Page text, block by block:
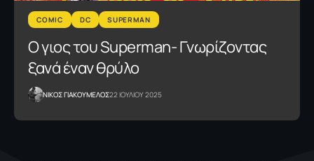
COMIC DC SUPERMAN
Ο γιος του Superman- Γνωρίζοντας
ξανά έναν θρύλο
NΙΚΟΣ ΓΙΑΚΟΥΜΕΛΟΣ22 ΙΟΥΛΙΟΥ 2025